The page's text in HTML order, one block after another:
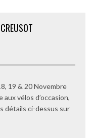
19 & 20 Novembre
vélos d’occasion,
détails ci-dessus sur